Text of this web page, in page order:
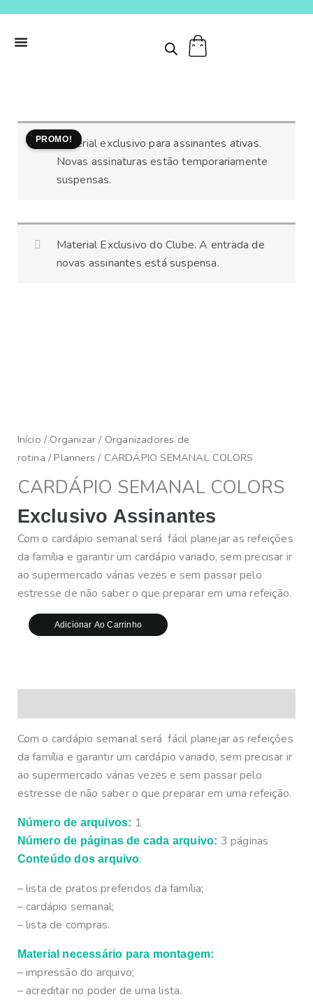
PROMO!Material exclusivo para assinantes ativas.
Novas assinaturas estão temporariamente
suspensas.
Material Exclusivo do Clube. A entrada de
novas assinantes está suspensa.
Início / Organizar / Organizadores de
rotina /Planners / CARDÁPIO SEMANAL COLORS
CARDÁPIO SEMANAL COLORS
Exclusivo Assinantes
Com o cardápio semanal será fácil planejar as refeições
da família e garantir um cardápio variado, sem precisar ir
ao supermercado várias vezes e sem passar pelo
estresse de não saber o que preparar em uma refeição.
CARDÁPIO
SEMANAL
COLORS
quantidade
Adicionar Ao Carrinho
Com o cardápio semanal será fácil planejar as refeições
da família e garantir um cardápio variado, sem precisar ir
ao supermercado várias vezes e sem passar pelo
estresse de não saber o que preparar em uma refeição.
Número de arquivos: 1
Número de páginas de cada arquivo: 3 páginas
Conteúdo dos arquivo:
– lista de pratos preferidos da família;
– cardápio semanal;
– lista de compras.
Material necessário para montagem:
– impressão do arquivo;
– acreditar no poder de uma lista.